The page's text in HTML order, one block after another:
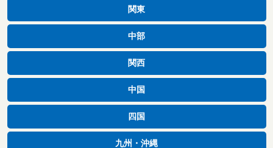
関東
中部
関西
中国
四国
九州・沖縄